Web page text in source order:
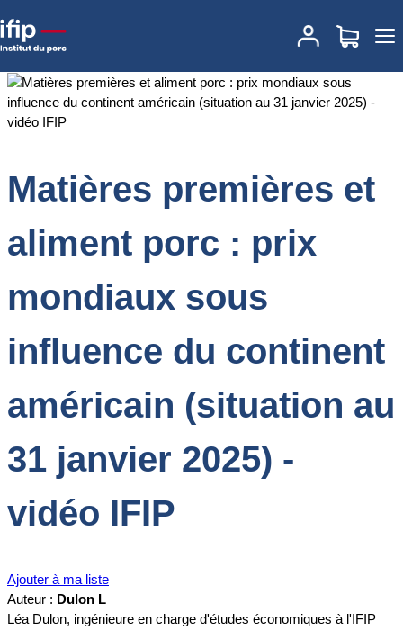
Accueil
Matières premières et aliment porc : prix
mondiaux sous influence du continent américain (situation au 31
Matières premières et
aliment porc : prix
mondiaux sous
influence du continent
américain (situation au
31 janvier 2025) -
vidéo IFIP
Ajouter à ma liste
Auteur : Dulon L
Léa Dulon, ingénieure en charge d'études économiques à l'IFIP